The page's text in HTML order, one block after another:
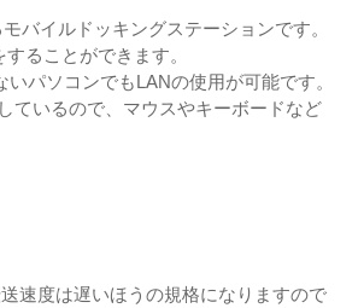
バイルドッキングステーションです。
ることができます。
パソコンでもLANの使用が可能です。
ているので、マウスやキーボードなど
速度は遅いほうの規格になりますので